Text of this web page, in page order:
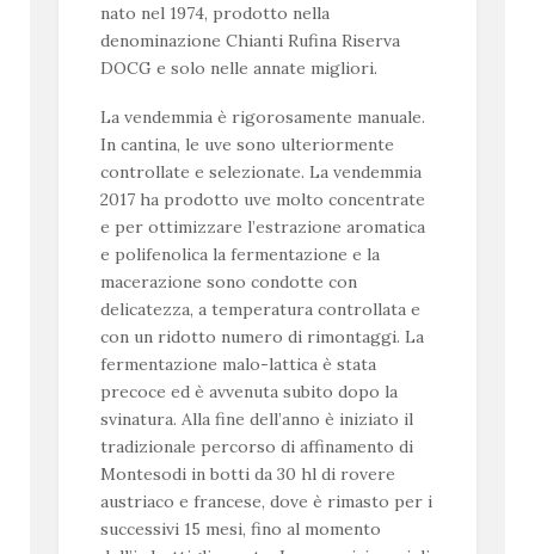
nato nel 1974, prodotto nella
denominazione Chianti Rufina Riserva
DOCG e solo nelle annate migliori.
La vendemmia è rigorosamente manuale.
In cantina, le uve sono ulteriormente
controllate e selezionate. La vendemmia
2017 ha prodotto uve molto concentrate
e per ottimizzare l’estrazione aromatica
e polifenolica la fermentazione e la
macerazione sono condotte con
delicatezza, a temperatura controllata e
con un ridotto numero di rimontaggi. La
fermentazione malo-lattica è stata
precoce ed è avvenuta subito dopo la
svinatura. Alla fine dell’anno è iniziato il
tradizionale percorso di affinamento di
Montesodi in botti da 30 hl di rovere
austriaco e francese, dove è rimasto per i
successivi 15 mesi, fino al momento